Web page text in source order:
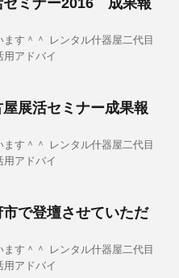
セミナー2016 成果報
ます＾＾ レンタル什器屋二代目
用アドバイ
展活セミナー成果報
ます＾＾ レンタル什器屋二代目
用アドバイ
で登壇させていただ
ます＾＾ レンタル什器屋二代目
用アドバイ